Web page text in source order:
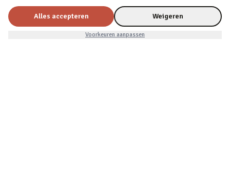
Mindfulness
Algemene voorwaarden
Alles accepteren Weigeren
Voorkeuren aanpassen